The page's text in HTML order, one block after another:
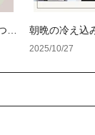
朝晩の冷え込
入る軽アウター
2025/10/27